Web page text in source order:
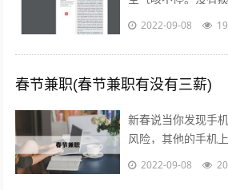
上鸡蛋，搅匀。用
2022-09-08
春节兼职(春节兼职有没有三薪)
新春说当你发现手
风险，其他的手机
不靠谱的时候，来
2022-09-08